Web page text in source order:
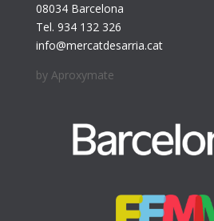
08034 Barcelona
Tel. 934 132 326
info@mercatdesarria.cat
by Aproxymate